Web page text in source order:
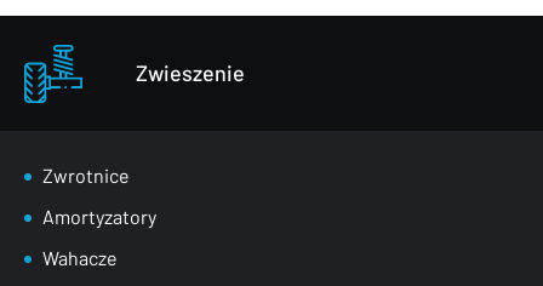
Zwieszenie
Zwrotnice
Amortyzatory
Wahacze